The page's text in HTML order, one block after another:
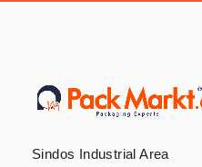
Sindos Industrial Area